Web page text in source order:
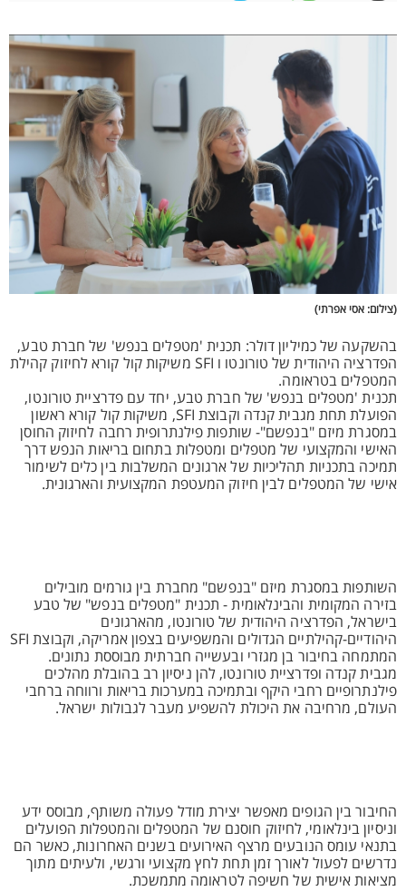
(צילום: אסי אפרתי)
בהשקעה של כמיליון דולר: תכנית 'מטפלים בנפש' של חברת טבע,
הפדרציה היהודית של טורונטו ו SFI משיקות קול קורא לחיזוק קהילת
המטפלים בטראומה.
תכנית 'מטפלים בנפש' של חברת טבע, יחד עם פדרציית טורונטו,
הפועלת תחת מגבית קנדה וקבוצת SFI, משיקות קול קורא ראשון
במסגרת מיזם "בנפשם"- שותפות פילנתרופית רחבה לחיזוק החוסן
האישי והמקצועי של מטפלים ומטפלות בתחום בריאות הנפש דרך
תמיכה בתכניות תהליכיות של ארגונים המשלבות בין כלים לשימור
אישי של המטפלים לבין חיזוק המעטפת המקצועית והארגונית.
השותפות במסגרת מיזם "בנפשם" מחברת בין גורמים מובילים
בזירה המקומית והבינלאומית - תכנית "מטפלים בנפש" של טבע
בישראל, הפדרציה היהודית של טורונטו, מהארגונים
היהודיים-קהילתיים הגדולים והמשפיעים בצפון אמריקה, וקבוצת SFI
המתמחה בחיבור בן מגזרי ובעשייה חברתית מבוססת נתונים.
מגבית קנדה ופדרציית טורונטו, להן ניסיון רב בהובלת מהלכים
פילנתרופיים רחבי היקף ובתמיכה במערכות בריאות ורווחה ברחבי
העולם, מרחיבה את היכולת להשפיע מעבר לגבולות ישראל.
החיבור בין הגופים מאפשר יצירת מודל פעולה משותף, מבוסס ידע
וניסיון בינלאומי, לחיזוק חוסנם של המטפלים והמטפלות הפועלים
בתנאי עומס הנובעים מרצף האירועים בשנים האחרונות, כאשר הם
נדרשים לפעול לאורך זמן תחת לחץ מקצועי ורגשי, ולעיתים מתוך
מציאות אישית של חשיפה לטראומה מתמשכת.